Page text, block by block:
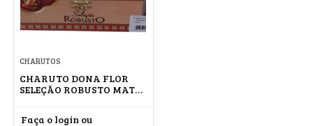
CHARUTOS
CHARUTO DONA FLOR
SELEÇÃO ROBUSTO MATA
Faça o login ou